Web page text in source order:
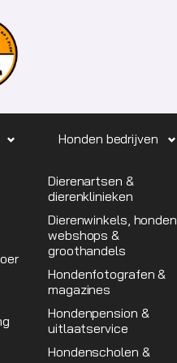
Honden bedrijven
Dierenartsen &
dierenklinieken
Dierenwinkels, honden
webshops &
groothandels
Hondenfotografen &
magazines
Hondenpension &
uitlaatservice
Hondenscholen &